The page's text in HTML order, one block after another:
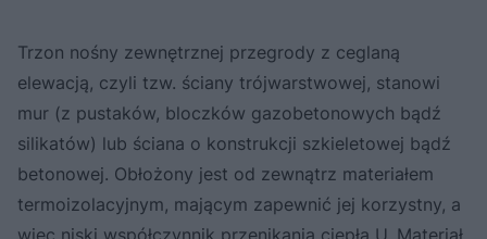
Trzon nośny zewnętrznej przegrody z ceglaną
elewacją, czyli tzw. ściany trójwarstwowej, stanowi
mur (z pustaków, bloczków gazobetonowych bądź
silikatów) lub ściana o konstrukcji szkieletowej bądź
betonowej. Obłożony jest od zewnątrz materiałem
termoizolacyjnym, mającym zapewnić jej korzystny, a
więc niski współczynnik przenikania ciepła U. Materiał